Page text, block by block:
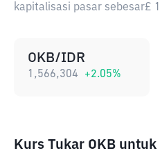
kapitalisasi pasar sebesar£
OKB/IDR
1,566,304 +2.05%
Kurs Tukar OKB